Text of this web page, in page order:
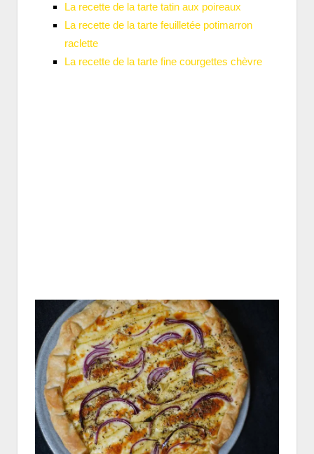
La recette de la tarte tatin aux poireaux
La recette de la tarte feuilletée potimarron
raclette
La recette de la tarte fine courgettes chèvre